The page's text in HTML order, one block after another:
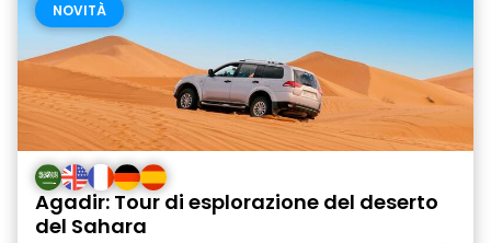
NOVITÀ
Agadir: Tour di esplorazione del deserto
del Sahara